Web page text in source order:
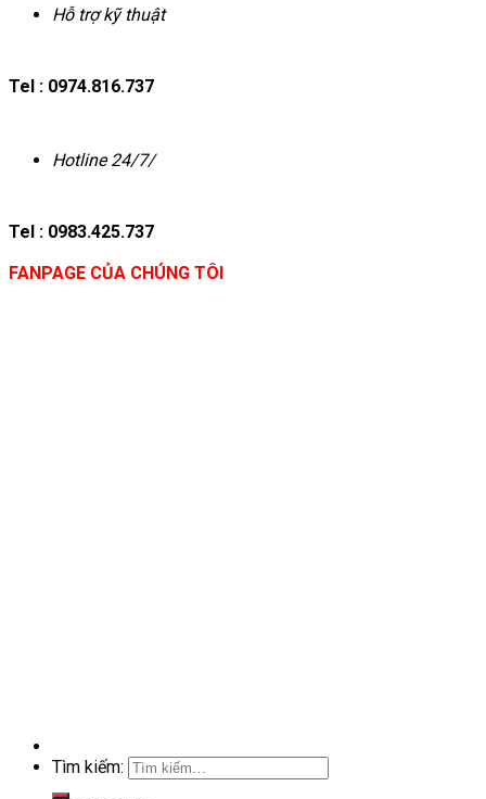
Hỗ trợ kỹ thuật
Tel : 0974.816.737
Hotline 24/7/
Tel : 0983.425.737
FANPAGE CỦA CHÚNG TÔI
Tìm kiếm: